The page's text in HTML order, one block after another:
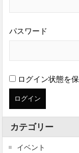
パスワード
ログイン状態を
カテゴリー
イベント